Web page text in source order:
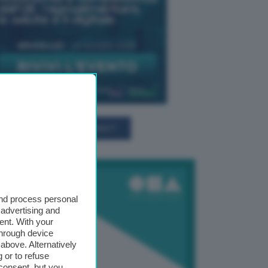
process personal
and
With your
device
Alternatively
or to refuse